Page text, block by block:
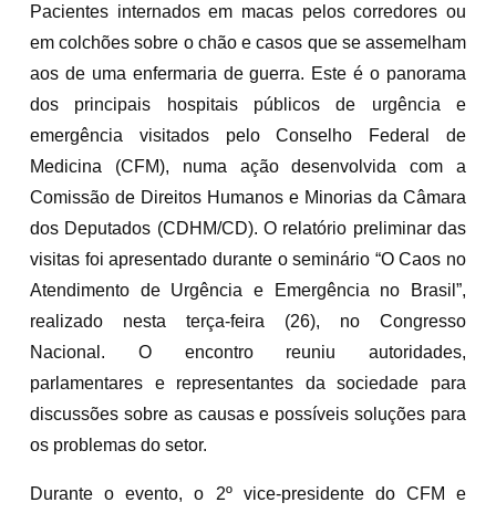
Pacientes internados em macas pelos corredores ou
em colchões sobre o chão e casos que se assemelham
aos de uma enfermaria de guerra. Este é o panorama
dos principais hospitais públicos de urgência e
emergência visitados pelo Conselho Federal de
Medicina (CFM), numa ação desenvolvida com a
Comissão de Direitos Humanos e Minorias da Câmara
dos Deputados (CDHM/CD). O relatório preliminar das
visitas foi apresentado durante o seminário “O Caos no
Atendimento de Urgência e Emergência no Brasil”,
realizado nesta terça-feira (26), no Congresso
Nacional. O encontro reuniu autoridades,
parlamentares e representantes da sociedade para
discussões sobre as causas e possíveis soluções para
os problemas do setor.
Durante o evento, o 2º vice-presidente do CFM e